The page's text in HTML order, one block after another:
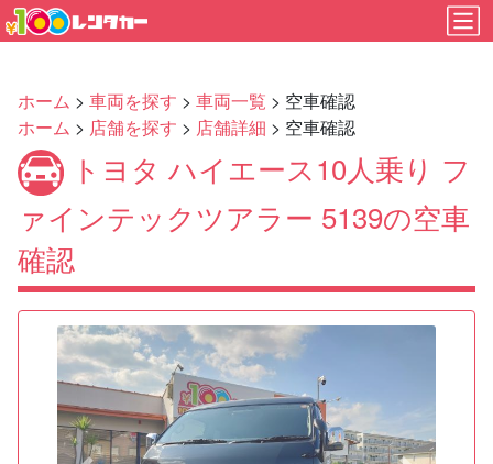
ホーム > 車両を探す > 車両一覧 > 空車確認
ホーム > 店舗を探す > 店舗詳細 > 空車確認
トヨタ ハイエース10人乗り フ
ァインテックツアラー 5139の空車
確認